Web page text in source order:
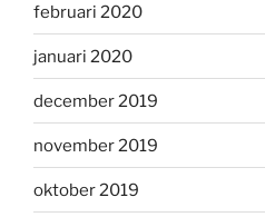
februari 2020
januari 2020
december 2019
november 2019
oktober 2019